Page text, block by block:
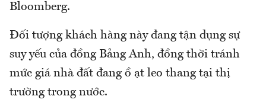
Bloomberg.
Đối tượng khách hàng này đang tận dụng sự
suy yếu của đồng Bảng Anh, đồng thời tránh
mức giá nhà đất đang ồ ạt leo thang tại thị
trường trong nước.